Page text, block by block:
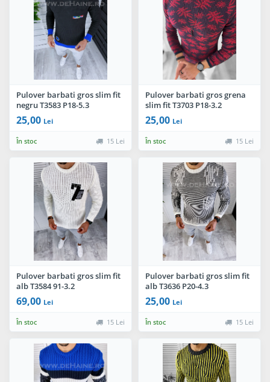
Pulover barbati gros slim fit
negru T3583 P18-5.3
25,00 Lei
În stoc 15 Lei
Pulover barbati gros grena
slim fit T3703 P18-3.2
25,00 Lei
În stoc 15 Lei
Pulover barbati gros slim fit
alb T3584 91-3.2
69,00 Lei
În stoc 15 Lei
Pulover barbati gros slim fit
alb T3636 P20-4.3
25,00 Lei
În stoc 15 Lei